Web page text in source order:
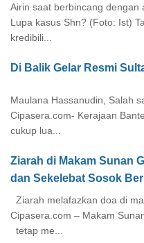
Airin saat berbincang dengan
Lupa kasus Shn? (Foto: Ist)
kredibili...
Di Balik Gelar Resmi
Maulana Hassanudin, Salah
Cipasera.com- Kerajaan
cukup lua...
Ziarah di Makam Sunan
dan Sekelebat Sosok
Ziarah melafazkan doa di
Cipasera.com – Makam
tetap me...